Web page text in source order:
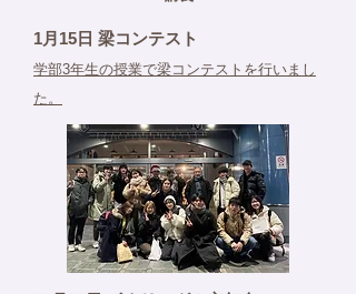
1月15日 梁コンテスト
​学部3年生の授業で梁コンテストを行いまし
た。